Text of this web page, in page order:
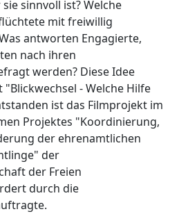
sinnvoll ist? Welche
mit freiwillig
antworten Engagierte,
nach ihren
werden? Diese Idee
- Welche Hilfe
ist das Filmprojekt im
Projektes "Koordinierung,
der ehrenamtlichen
der
der Freien
durch die